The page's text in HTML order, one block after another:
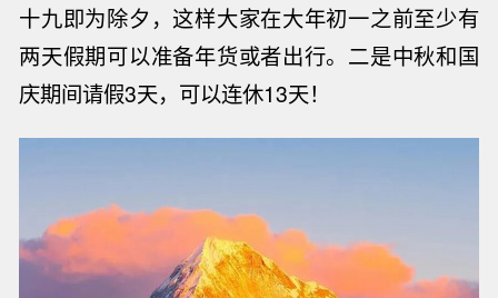
十九即为除夕，这样大家在大年初一之前至少有
两天假期可以准备年货或者出行。 二是中秋和国
庆期间请假3天，可以连休13天！